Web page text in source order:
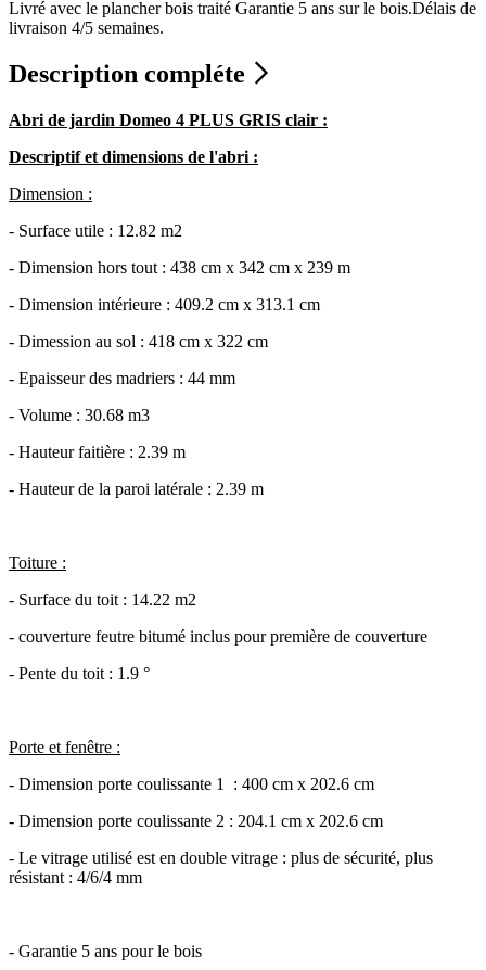
Livré avec le plancher bois traité Garantie 5 ans sur le bois.Délais de
livraison 4/5 semaines.
Description compléte
Abri de jardin Domeo 4 PLUS GRIS clair :
Descriptif et dimensions de l'abri :
Dimension :
- Surface utile : 12.82 m2
- Dimension hors tout : 438 cm x 342 cm x 239 m
- Dimension intérieure : 409.2 cm x 313.1 cm
- Dimession au sol : 418 cm x 322 cm
- Epaisseur des madriers : 44 mm
- Volume : 30.68 m3
- Hauteur faitière : 2.39 m
- Hauteur de la paroi latérale : 2.39 m
Toiture :
- Surface du toit : 14.22 m2
- couverture feutre bitumé inclus pour première de couverture
- Pente du toit : 1.9 °
Porte et fenêtre :
- Dimension porte coulissante 1 : 400 cm x 202.6 cm
- Dimension porte coulissante 2 : 204.1 cm x 202.6 cm
- Le vitrage utilisé est en double vitrage : plus de sécurité, plus
résistant : 4/6/4 mm
- Garantie 5 ans pour le bois